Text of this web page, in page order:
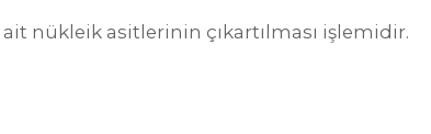
nükleik asitlerinin çıkartılması işlemidir.